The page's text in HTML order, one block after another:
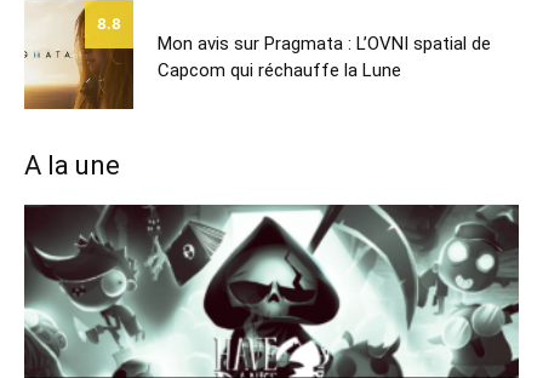
8.8
Mon avis sur Pragmata : L’OVNI spatial de
Capcom qui réchauffe la Lune
A la une